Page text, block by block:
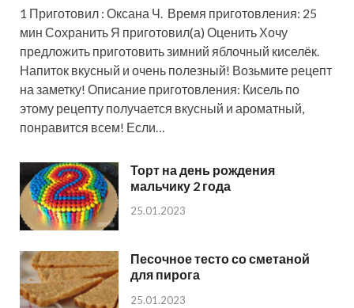
1 Приготовил : Оксана Ч. Время приготовления: 25
мин Сохранить Я приготовил(а) Оценить Хочу
предложить приготовить зимний яблочный киселёк.
Напиток вкусный и очень полезный! Возьмите рецепт
на заметку! Описание приготовления: Кисель по
этому рецепту получается вкусный и ароматный,
понравится всем! Если…
Торт на день рождения
мальчику 2 года
25.01.2023
Песочное тесто со сметаной
для пирога
25.01.2023